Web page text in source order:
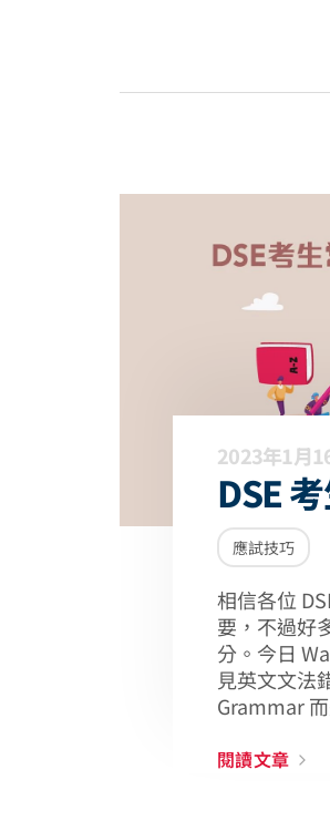
2023年1月
DSE
應試技巧
相信各位
要，不過好
分。今日
見英文文法
Grammar
閱讀文章